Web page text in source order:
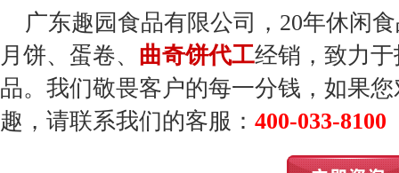
广东趣园食品有限公司，20年休闲
月饼、 蛋卷、 曲奇饼代工经销，致力
品。我们敬畏客户的每一分钱，如果
趣，请联系我们的客服： 400-033-8100